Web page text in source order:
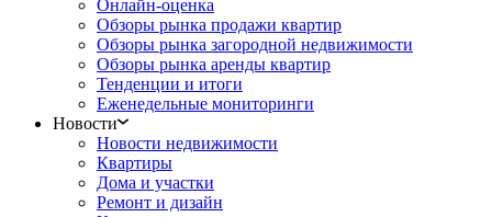
Онлайн-оценка
Обзоры рынка продажи квартир
Обзоры рынка загородной недвижимости
Обзоры рынка аренды квартир
Тенденции и итоги
Еженедельные мониторинги
Новости
Новости недвижимости
Квартиры
Дома и участки
Ремонт и дизайн